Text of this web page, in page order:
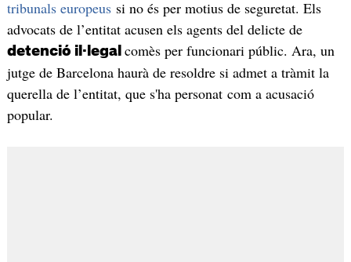
tribunals europeussi no és per motius de seguretat. Els
advocats de l’entitat acusen els agents del delicte de
detenció il·legal comès per funcionari públic. Ara, un
jutge de Barcelona haurà de resoldre si admet a tràmit la
querella de l’entitat, que s'ha personat com a acusació
popular.